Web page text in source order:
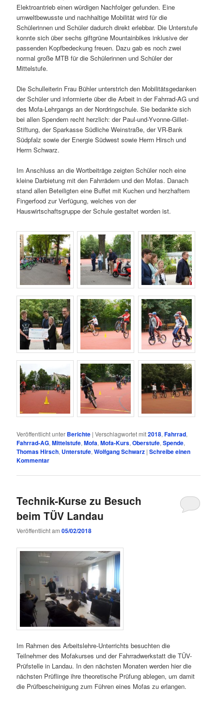
Elektroantrieb einen würdigen Nachfolger gefunden. Eine
umweltbewusste und nachhaltige Mobilität wird für die
Schülerinnen und Schüler dadurch direkt erlebbar. Die Unterstufe
konnte sich über sechs giftgrüne Mountainbikes inklusive der
passenden Kopfbedeckung freuen. Dazu gab es noch zwei
normal große MTB für die Schülerinnen und Schüler der
Mittelstufe.
Die Schulleiterin Frau Bühler unterstrich den Mobilitätsgedanken
der Schüler und informierte über die Arbeit in der Fahrrad-AG und
des Mofa-Lehrgangs an der Nordringschule. Sie bedankte sich
bei allen Spendern recht herzlich: der Paul-und-Yvonne-Gillet-
Stiftung, der Sparkasse Südliche Weinstraße, der VR-Bank
Südpfalz sowie der Energie Südwest sowie Herrn Hirsch und
Herrn Schwarz.
Im Anschluss an die Wortbeiträge zeigten Schüler noch eine
kleine Darbietung mit den Fahrrädern und den Mofas. Danach
stand allen Beteiligten eine Buffet mit Kuchen und herzhaftem
Fingerfood zur Verfügung, welches von der
Hauswirtschaftsgruppe der Schule gestaltet worden ist.
Veröffentlicht unter Berichte |Verschlagwortet mit2018,Fahrrad,
Fahrrad-AG,Mittelstufe,Mofa,Mofa-Kurs,Oberstufe,Spende,
Thomas Hirsch, Unterstufe,Wolfgang Schwarz |Schreibe einen
Kommentar
Technik-Kurse zu Besuch
beim TÜV Landau
Veröffentlicht am05/02/2018
Im Rahmen des Arbeitslehre-Unterrichts besuchten die
Teilnehmer des Mofakurses und der Fahrradwerkstatt die TÜV-
Prüfstelle in Landau. In den nächsten Monaten werden hier die
nächsten Prüflinge ihre theoretische Prüfung ablegen, um damit
die Prüfbescheinigung zum Führen eines Mofas zu erlangen.